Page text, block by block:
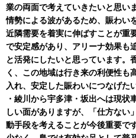
業の両面で考えていきたいと思い
情勢による波があるため、賑わい
近隣需要を着実に伸ばすことが重
で安定感があり、アリーナ効果も
と活発にしたいと思っています。
く、この地域は行き来の利便性も
入れ、安定した賑わいにつなげた
・綾川から宇多津・坂出へは現
しい面がありますが、「仕方ない
動手段を考えることが今後重要で